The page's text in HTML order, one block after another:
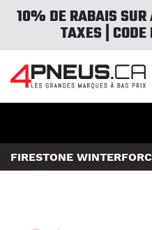
10% DE RABAIS
TAXES |
FIRESTONE